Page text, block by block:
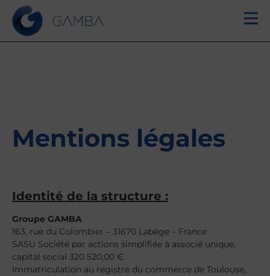
Mentions légales
Identité de la structure :
Groupe GAMBA
163, rue du Colombier – 31670 Labège – France
SASU Société par actions simplifiée à associé unique,
capital social 320 520,00 €.
Immatriculation au registre du commerce de Toulouse,